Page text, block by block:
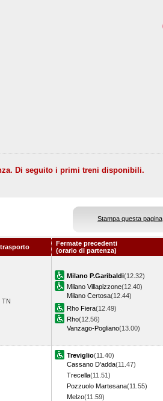
Di seguito i primi treni disponibili.
Stampa questa pagina
Fermate precedenti
(orario di partenza)
TN
Milano P.Garibaldi(12.32)
Milano Villapizzone(12.40)
Milano Certosa(12.44)
Rho Fiera(12.49)
Rho(12.56)
Vanzago-Pogliano(13.00)
Treviglio(11.40)
Cassano D'adda(11.47)
Trecella(11.51)
Pozzuolo Martesana(11.55)
Melzo(11.59)